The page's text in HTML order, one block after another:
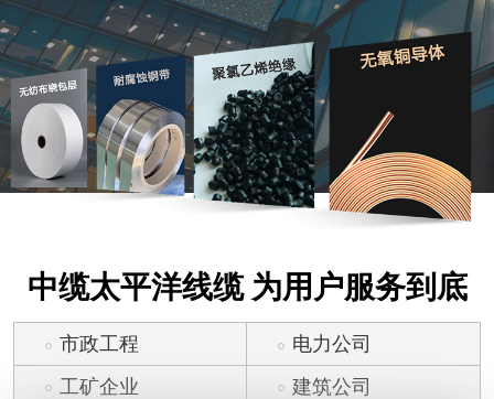
中缆太平洋线缆 为用户服务到底
市政工程
电力公司
工矿企业
建筑公司